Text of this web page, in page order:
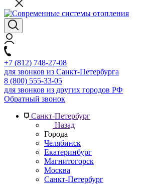
+7 (812) 748-27-08
для звонков из Санкт-Петербурга
8 (800) 555-33-05
для звонков из других городов РФ
Обратный звонок
Санкт-Петербург
Назад
Города
Челябинск
Екатеринбург
Магнитогорск
Москва
Санкт-Петербург